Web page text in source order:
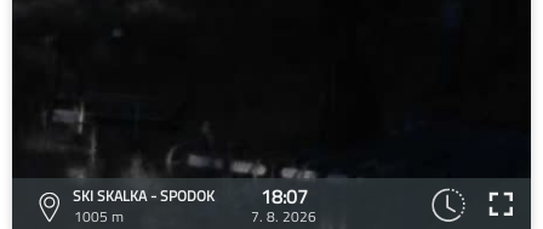
SKI SKALKA - SPODOK
1005 m
18:07
7. 8. 2026